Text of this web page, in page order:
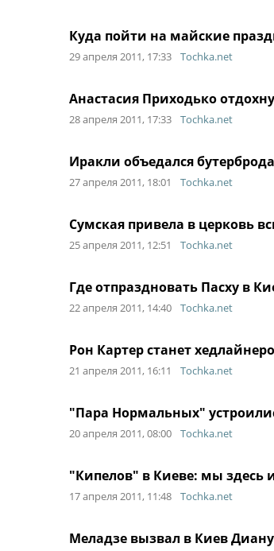
Куда пойти на майские
29 апреля 2011, 17:33 Tochka.net
Анастасия Приходько
28 апреля 2011, 17:33 Tochka.net
Иракли объедался
27 апреля 2011, 18:01 Tochka.net
Сумская привела в церковь
25 апреля 2011, 12:51 Tochka.net
Где отпраздновать Пасху в
22 апреля 2011, 14:40 Tochka.net
Рон Картер станет
21 апреля 2011, 16:11 Tochka.net
"Пара Нормальных"
20 апреля 2011, 08:00 Tochka.net
"Кипелов" в Киеве: мы здесь
17 апреля 2011, 11:48 Tochka.net
Меладзе вызвал в Киев